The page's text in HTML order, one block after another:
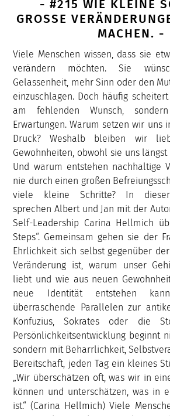
- #215 WIE KLEINE
GROSSE
ACHEN. -
Viele Menschen wissen, dass sie
verändern möchten. Sie
Gelassenheit, mehr Sinn oder den
einzuschlagen. Doch häufig
am fehlenden Wunsch,
Erwartungen. Warum setzen wir uns
Druck? Weshalb bleiben wir
Gewohnheiten, obwohl sie uns
Und warum entstehen nachhaltige
nie durch einen großen
viele kleine Schritte? In dieser
sprechen Albert und Jan mit der
Self-Leadership Carina Hellmich
Steps“. Gemeinsam gehen sie der
Ehrlichkeit sich selbst gegenüber
Veränderung ist, warum unser
liebt und wie aus neuen
neue Identität entstehen
überraschende Parallelen zur
Konfuzius, Sokrates oder die
Persönlichkeitsentwicklung beginnt
sondern mit Beharrlichkeit,
Bereitschaft, jeden Tag ein kleines
„Wir überschätzen oft, was wir in
können und unterschätzen, was in
ist.“ (Carina Hellmich) Viele